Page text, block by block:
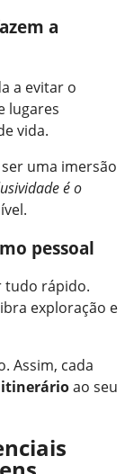
a
a evitar o
lugares
vida.
uma imersão
é o
pessoal
tudo rápido.
exploração e
Assim, cada
ao seu